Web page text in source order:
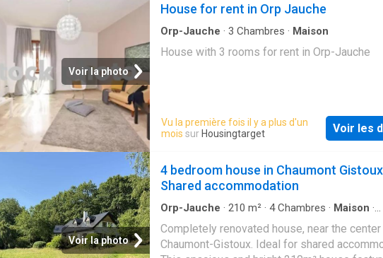
qu’une salle de douche avec WC. Un garage
m² ainsi qu’un espace chaufferie complètent
niveau.Au premier étage, vous découvrirez un
lumineux séjour ouvert de près de 27 m²
qu’une buanderie séparée.L’espace nuit
deuxième étage propose deux chambres
bains avec baignoire ainsi qu’un WC séparé.À
l’extérieur, vous profiterez d’une agréable
d’environ 42 m² ainsi que d’un bea
Voir la photo
House for rent in Orp Jauche
Orp-Jauche · 3 Chambres · Maison
House with 3 rooms for rent in Orp-Jauche
Vu la première fois il y a plus d'un
mois sur Housingtarget Voir les
Voir la photo
4 bedroom house in Chaumont Gistoux
Shared accommodation
Orp-Jauche · 210 m² · 4Chambres · Maison ·
Completely renovated house, near the
Chaumont-Gistoux. Ideal for shared